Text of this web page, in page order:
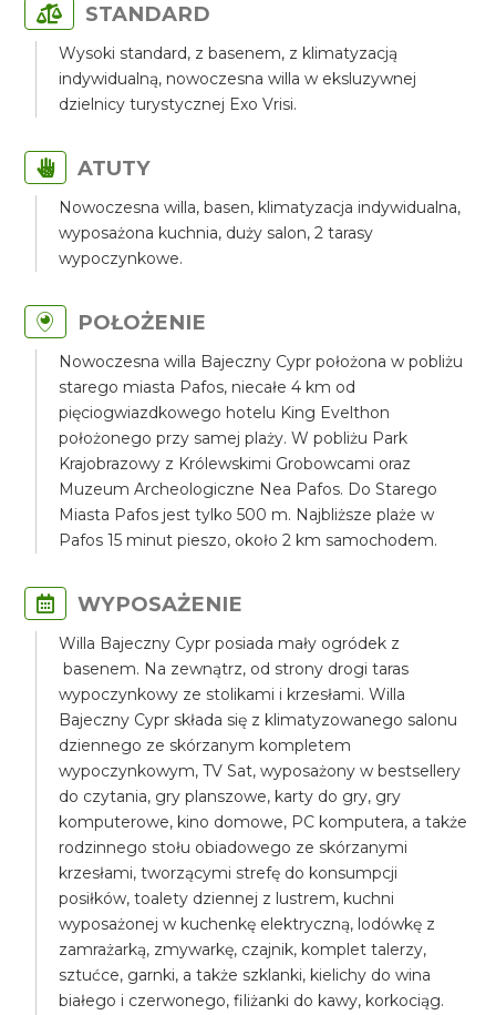
STANDARD
Wysoki standard, z basenem, z klimatyzacją
indywidualną, nowoczesna willa w eksluzywnej
dzielnicy turystycznej Exo Vrisi.
ATUTY
Nowoczesna willa, basen, klimatyzacja indywidualna,
wyposażona kuchnia, duży salon, 2 tarasy
wypoczynkowe.
POŁOŻENIE
Nowoczesna willa Bajeczny Cypr położona w pobliżu
starego miasta Pafos, niecałe 4 km od
pięciogwiazdkowego hotelu King Evelthon
położonego przy samej plaży. W pobliżu Park
Krajobrazowy z Królewskimi Grobowcami oraz
Muzeum Archeologiczne Nea Pafos. Do Starego
Miasta Pafos jest tylko 500 m. Najbliższe plaże w
Pafos 15 minut pieszo, około 2 km samochodem.
WYPOSAŻENIE
Willa Bajeczny Cypr posiada mały ogródek z
basenem. Na zewnątrz, od strony drogi taras
wypoczynkowy ze stolikami i krzesłami. Willa
Bajeczny Cypr składa się z klimatyzowanego salonu
dziennego ze skórzanym kompletem
wypoczynkowym, TV Sat, wyposażony w bestsellery
do czytania, gry planszowe, karty do gry, gry
komputerowe, kino domowe, PC komputera, a także
rodzinnego stołu obiadowego ze skórzanymi
krzesłami, tworzącymi strefę do konsumpcji
posiłków, toalety dziennej z lustrem, kuchni
wyposażonej w kuchenkę elektryczną, lodówkę z
zamrażarką, zmywarkę, czajnik, komplet talerzy,
sztućce, garnki, a także szklanki, kielichy do wina
białego i czerwonego, filiżanki do kawy, korkociąg.